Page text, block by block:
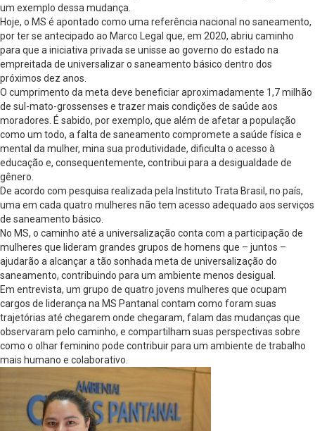
um exemplo dessa mudança.
Hoje, o MS é apontado como uma referência nacional no saneamento,
por ter se antecipado ao Marco Legal que, em 2020, abriu caminho
para que a iniciativa privada se unisse ao governo do estado na
empreitada de universalizar o saneamento básico dentro dos
próximos dez anos.
O cumprimento da meta deve beneficiar aproximadamente 1,7 milhão
de sul-mato-grossenses e trazer mais condições de saúde aos
moradores. É sabido, por exemplo, que além de afetar a população
como um todo, a falta de saneamento compromete a saúde física e
mental da mulher, mina sua produtividade, dificulta o acesso à
educação e, consequentemente, contribui para a desigualdade de
gênero.
De acordo com pesquisa realizada pela Instituto Trata Brasil, no país,
uma em cada quatro mulheres não tem acesso adequado aos serviços
de saneamento básico.
No MS, o caminho até a universalização conta com a participação de
mulheres que lideram grandes grupos de homens que – juntos –
ajudarão a alcançar a tão sonhada meta de universalização do
saneamento, contribuindo para um ambiente menos desigual.
Em entrevista, um grupo de quatro jovens mulheres que ocupam
cargos de liderança na MS Pantanal contam como foram suas
trajetórias até chegarem onde chegaram, falam das mudanças que
observaram pelo caminho, e compartilham suas perspectivas sobre
como o olhar feminino pode contribuir para um ambiente de trabalho
mais humano e colaborativo.